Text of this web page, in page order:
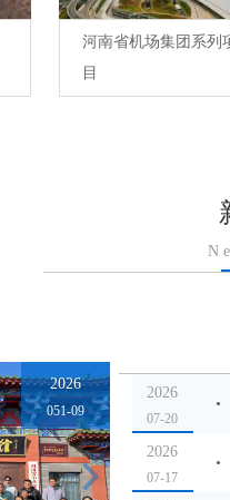
河南省机场集团系列
目
2025
11-05
2026
07-20
•
2026
07-17
•